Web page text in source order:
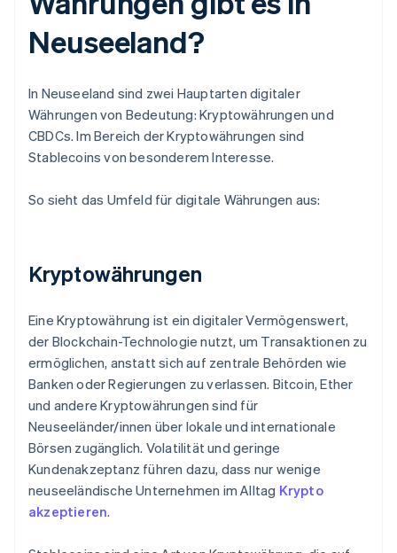
Neuseeland?
In Neuseeland sind zwei Hauptarten digitaler
Währungen von Bedeutung: Kryptowährungen und
CBDCs. Im Bereich der Kryptowährungen sind
Stablecoins von besonderem Interesse.
So sieht das Umfeld für digitale Währungen aus:
Kryptowährungen
Eine Kryptowährung ist ein digitaler Vermögenswert,
der Blockchain-Technologie nutzt, um Transaktionen zu
ermöglichen, anstatt sich auf zentrale Behörden wie
Banken oder Regierungen zu verlassen. Bitcoin, Ether
und andere Kryptowährungen sind für
Neuseeländer/innen über lokale und internationale
Börsen zugänglich. Volatilität und geringe
Kundenakzeptanz führen dazu, dass nur wenige
neuseeländische Unternehmen im Alltag Krypto
akzeptieren.